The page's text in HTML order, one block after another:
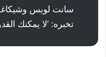
سانت لويس
تخبره: ’لا يمكنك